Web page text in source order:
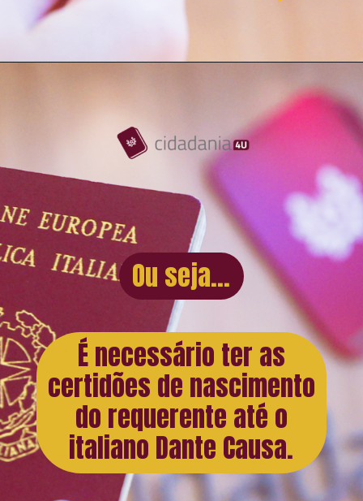
Ou seja...
É necessário ter as
certidões de nascimento
do requerente até o
italiano Dante Causa.